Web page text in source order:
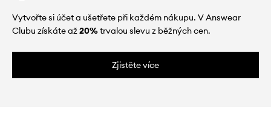
Vytvořte si účet a ušetřete při každém nákupu. V Answear
Clubu získáte až20%trvalou slevu z běžných cen.
Zjistěte více